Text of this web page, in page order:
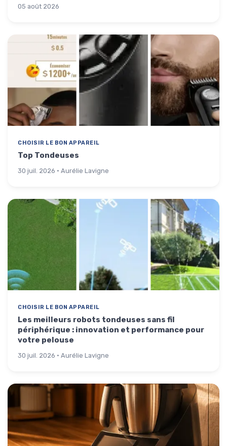
05 août 2026
CHOISIR LE BON APPAREIL
Top Tondeuses
30 juil. 2026 · Aurélie Lavigne
CHOISIR LE BON APPAREIL
Les meilleurs robots tondeuses sans fil
périphérique : innovation et performance pour
votre pelouse
30 juil. 2026 · Aurélie Lavigne